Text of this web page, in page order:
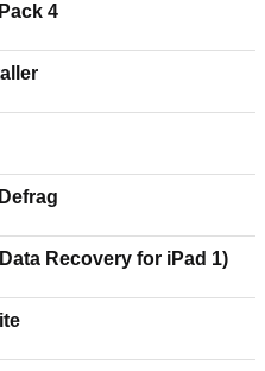
4
Recovery for iPad 1)